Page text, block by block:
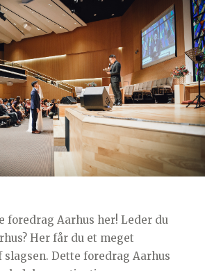
foredrag Aarhus her! Leder du
Her får du et meget
Dette foredrag Aarhus